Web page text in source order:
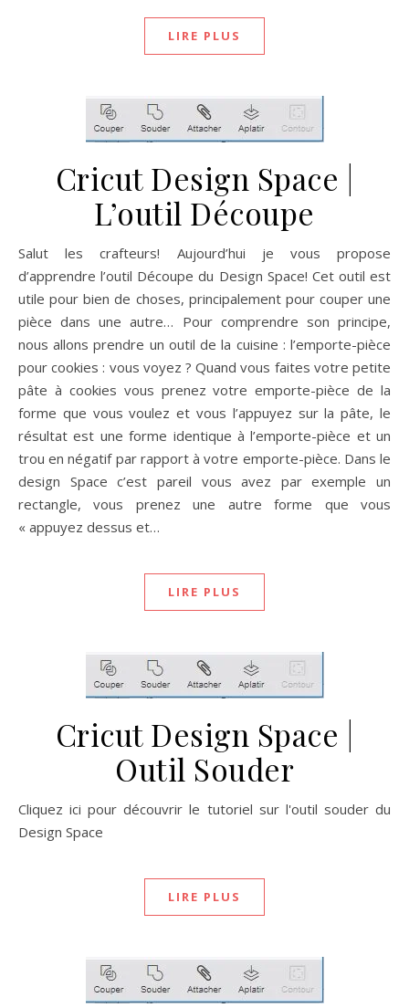
LIRE PLUS
Cricut Design Space |
L’outil Découpe
Salut les crafteurs! Aujourd’hui je vous propose
d’apprendre l’outil Découpe du Design Space! Cet outil est
utile pour bien de choses, principalement pour couper une
pièce dans une autre… Pour comprendre son principe,
nous allons prendre un outil de la cuisine : l’emporte-pièce
pour cookies : vous voyez ? Quand vous faites votre petite
pâte à cookies vous prenez votre emporte-pièce de la
forme que vous voulez et vous l’appuyez sur la pâte, le
résultat est une forme identique à l’emporte-pièce et un
trou en négatif par rapport à votre emporte-pièce. Dans le
design Space c’est pareil vous avez par exemple un
rectangle, vous prenez une autre forme que vous
« appuyez dessus et…
LIRE PLUS
Cricut Design Space |
Outil Souder
Cliquez ici pour découvrir le tutoriel sur l'outil souder du
Design Space
LIRE PLUS